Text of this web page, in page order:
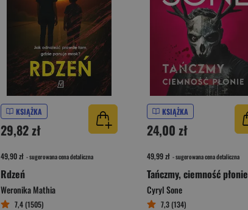
KSIĄŻKA
29,82 zł
49,90 zł - sugerowana cena detaliczna
Rdzeń
Weronika Mathia
7,4 (1505)
KSIĄŻKA
24,00 zł
49,99 zł - sugerowana cena detaliczna
Tańczmy, ciemność płonie
Cyryl Sone
7,3 (134)